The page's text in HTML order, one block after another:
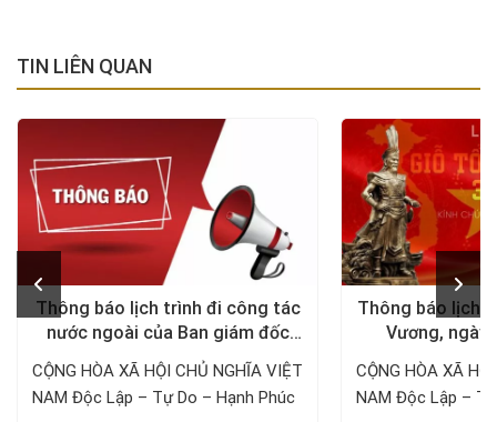
TIN LIÊN QUAN
Thông báo lịch trình đi công tác
nước ngoài của Ban giám đốc
Công ty Thám tử VDT năm 2024
CỘNG HÒA XÃ HỘI CHỦ NGHĨA VIỆT
NAM Độc Lập – Tự Do – Hạnh Phúc ­­­­­­­­­­­­­­­­­­­­
Thông báo lịch
Vương, ngày
1/5/
CỘNG HÒA XÃ
NAM Độc Lập –